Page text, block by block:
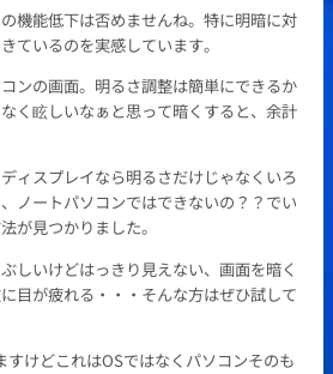
機能低下は否めませんね。特に明暗に対
ているのを実感しています。
ンの画面。明るさ調整は簡単にできるか
く眩しいなぁと思って暗くすると、余計
ィスプレイなら明るさだけじゃなくいろ
ノートパソコンではできないの？？でい
が見つかりました。
しいけどはっきり見えない、画面を暗く
目が疲れる・・・そんな方はぜひ試して
けどこれはOSではなくパソコンそのも